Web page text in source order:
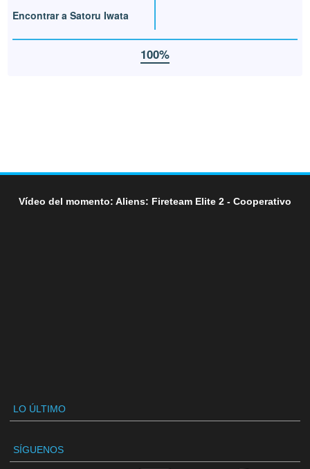
Encontrar a Satoru Iwata
100%
Vídeo del momento: Aliens: Fireteam Elite 2 - Cooperativo
LO ÚLTIMO
SÍGUENOS